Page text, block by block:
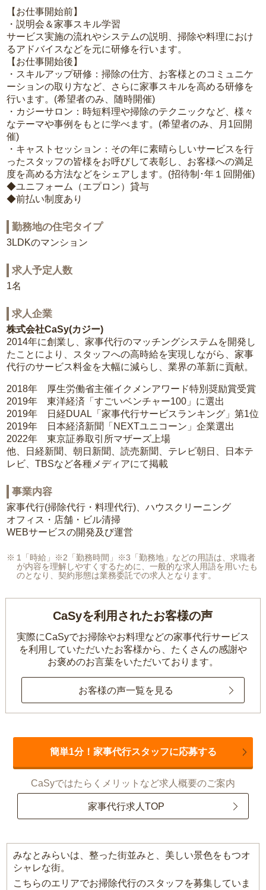
【お仕事開始前】
・説明会＆家事スキル学習
サービス実施の流れやシステムの説明、掃除や料理におけ
るアドバイスなどを元に研修を行います。
【お仕事開始後】
・スキルアップ研修：掃除の仕方、お客様とのコミュニケ
ーションの取り方など、さらに家事スキルを高める研修を
行います。(希望者のみ、随時開催)
・カジーサロン：時短料理や掃除のテクニックなど、様々
なテーマや事例をもとに学べます。(希望者のみ、月1回開
催)
・キャストセッション：その年に素晴らしいサービスを行
ったスタッフの皆様をお呼びして表彰し、お客様への満足
度を高める方法などをシェアします。(招待制･年１回開催)
◆ユニフォーム（エプロン）貸与
◆前払い制度あり
勤務地の住宅タイプ
3LDKのマンション
求人予定人数
1名
求人企業
株式会社CaSy(カジー)
2014年に創業し、家事代行のマッチングシステムを開発し
たことにより、スタッフへの高時給を実現しながら、家事
代行のサービス料金を大幅に減らし、業界の革新に貢献。
2018年 厚生労働省主催イクメンアワード特別奨励賞受賞
2019年 東洋経済「すごいベンチャー100」に選出
2019年 日経DUAL「家事代行サービスランキング」第1位
2019年 日本経済新聞「NEXTユニコーン」企業選出
2022年 東京証券取引所マザーズ上場
他、日経新聞、朝日新聞、読売新聞、テレビ朝日、日本テ
レビ、TBSなど各種メディアにて掲載
事業内容
家事代行(掃除代行・料理代行)、ハウスクリーニング
オフィス・店舗・ビル清掃
WEBサービスの開発及び運営
1「時給」※2「勤務時間」※3「勤務地」などの用語は、求職者
が内容を理解しやすくするために、一般的な求人用語を用いたも
のとなり、契約形態は業務委託での求人となります。
CaSyを利用されたお客様の声
実際にCaSyでお掃除やお料理などの家事代行サービス
を利用していただいたお客様から、 たくさんの感謝や
お褒めのお言葉をいただいております。
お客様の声一覧を見る
簡単1分！家事代行スタッフに応募する
CaSyではたらくメリットなど求人概要のご案内
家事代行求人TOP
みなとみらいは、整った街並みと、美しい景色をもつオ
シャレな街。
こちらのエリアでお掃除代行のスタッフを募集していま